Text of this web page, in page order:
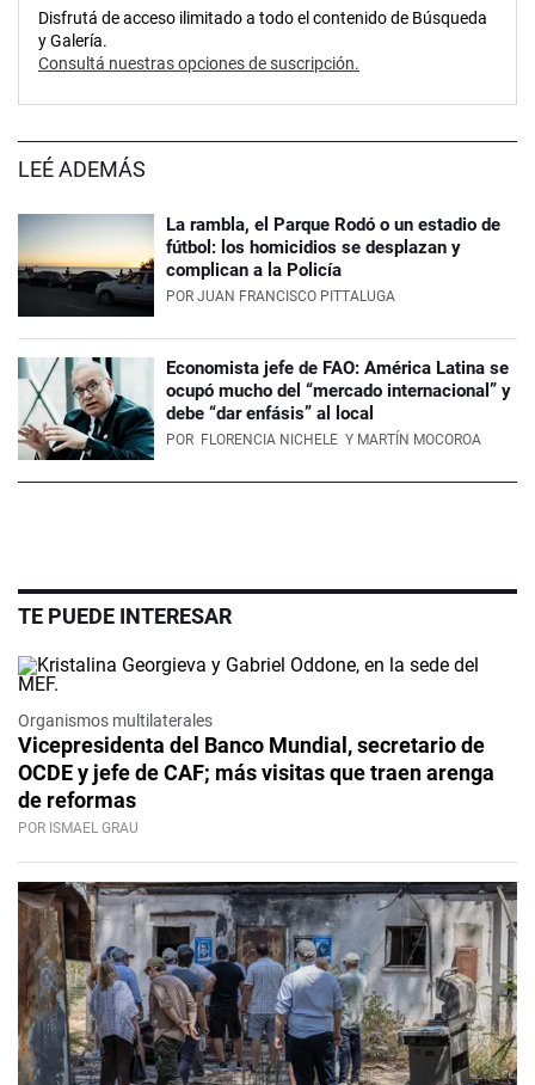
Disfrutá de acceso ilimitado a todo el contenido de Búsqueda
y Galería.
Consultá nuestras opciones de suscripción.
LEÉ ADEMÁS
La rambla, el Parque Rodó o un estadio de
fútbol: los homicidios se desplazan y
complican a la Policía
POR JUAN FRANCISCO PITTALUGA
Economista jefe de FAO: América Latina se
ocupó mucho del “mercado internacional” y
debe “dar enfásis” al local
POR FLORENCIA NICHELE Y MARTÍN MOCOROA
TE PUEDE INTERESAR
Organismos multilaterales
Vicepresidenta del Banco Mundial, secretario de
OCDE y jefe de CAF; más visitas que traen arenga
de reformas
POR ISMAEL GRAU